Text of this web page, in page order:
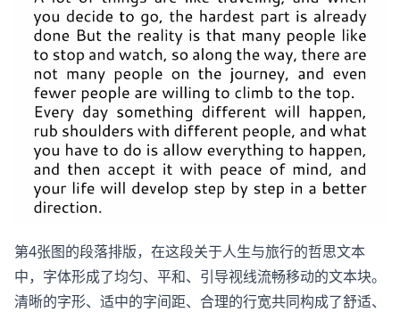
第4张图的段落排版，在这段关于人生与旅行的哲思文本
中，字体形成了均匀、平和、引导视线流畅移动的文本块。
清晰的字形、适中的字间距、合理的行宽共同构成了舒适、